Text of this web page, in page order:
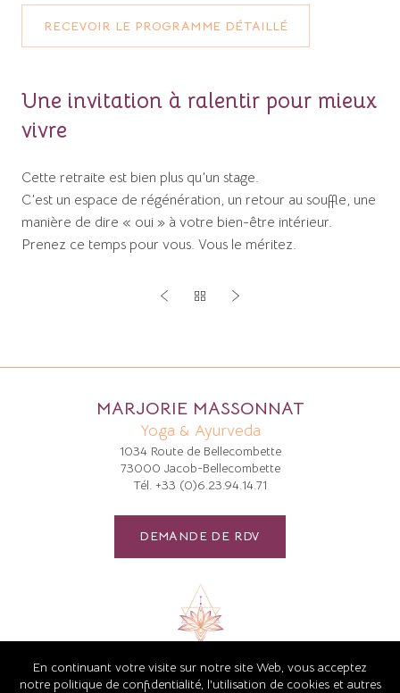
RECEVOIR LE PROGRAMME DÉTAILLÉ
Une invitation à ralentir pour mieux
vivre
Cette retraite est bien plus qu’un stage.
C’est un espace de régénération, un retour au souffle, une
manière de dire « oui » à votre bien-être intérieur.
Prenez ce temps pour vous. Vous le méritez.
MARJORIE MASSONNAT
Yoga & Ayurveda
1034 Route de Bellecombette
73000 Jacob-Bellecombette
Tél. +33 (0)6.23.94.14.71
DEMANDE DE RDV
En continuant votre visite sur notre site Web, vous acceptez
notre politique de confidentialité, l'utilisation de cookies et autres